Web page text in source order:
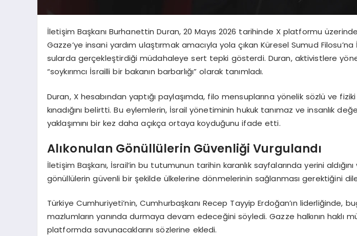
İletişim Başkanı Burhanettin Duran, 20 Mayıs 2026 tarihinde X platformu
Gazze’ye insani yardım ulaştırmak amacıyla yola çıkan Küresel Sumud Filosu’na
sularda gerçekleştirdiği müdahaleye sert tepki gösterdi. Duran, aktivistlere
“soykırımcı İsrailli bir bakanın barbarlığı” olarak tanımladı.
Duran, X hesabından yaptığı paylaşımda, filo mensuplarına yönelik sözlü ve
kınadığını belirtti. Bu eylemlerin, İsrail yönetiminin hukuk tanımaz ve insanlık
yaklaşımını bir kez daha açıkça ortaya koyduğunu ifade etti.
Alıkonulan Gönüllülerin Güvenliği Vurgulandı
İletişim Başkanı, İsrail’in bu tutumunun tarihin karanlık sayfalarında yerini aldığını
gönüllülerin güvenli bir şekilde ülkelerine dönmelerinin sağlanması gerektiğini
Türkiye Cumhuriyeti’nin, Cumhurbaşkanı Recep Tayyip Erdoğan’ın liderliğinde,
mazlumların yanında durmaya devam edeceğini söyledi. Gazze halkının haklı
platformda savunacaklarını sözlerine ekledi.